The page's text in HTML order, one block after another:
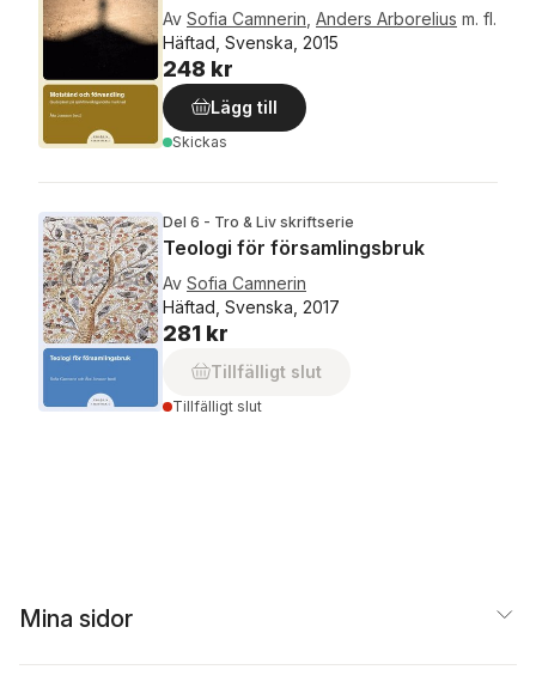
Av Sofia Camnerin Anders Arborelius m. fl.
Häftad, Svenska, 2015
248 kr
Lägg till
Skickas
Del 6 - Tro & Liv skriftserie
Teologi för församlingsbruk
Av Sofia Camnerin
Häftad, Svenska, 2017
281 kr
Tillfälligt slut
Tillfälligt slut
Mina sidor